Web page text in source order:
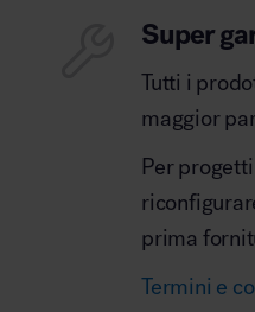
Super
Tutti i
maggior
Per
prima
Termini e